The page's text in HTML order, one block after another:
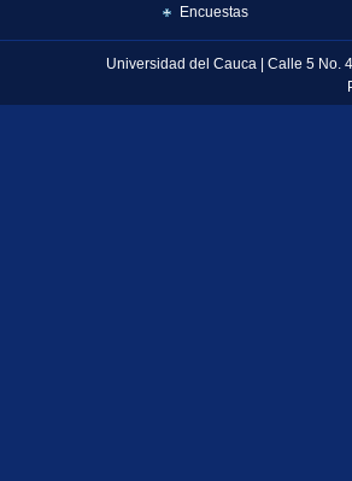
Encuestas
Universidad del Cauca | Calle 5 No.